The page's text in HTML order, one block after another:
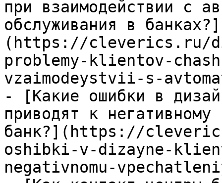
при взаимодействии с
обслуживания в банках?]
(https://cleverics.ru/
problemy-klientov-
vzaimodeystvii-s-
- [Какие ошибки в
приводят к
банк?](https://
oshibki-v-dizayne-
negativnomu-